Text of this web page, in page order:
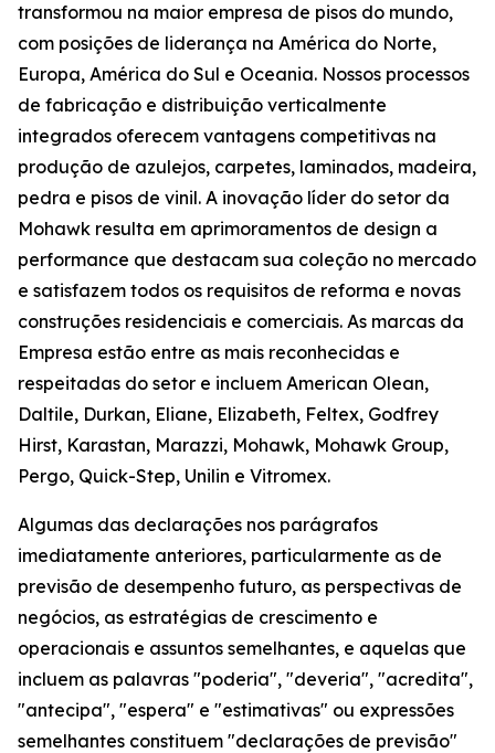
transformou na maior empresa de pisos do mundo,
com posições de liderança na América do Norte,
Europa, América do Sul e Oceania. Nossos processos
de fabricação e distribuição verticalmente
integrados oferecem vantagens competitivas na
produção de azulejos, carpetes, laminados, madeira,
pedra e pisos de vinil. A inovação líder do setor da
Mohawk resulta em aprimoramentos de design a
performance que destacam sua coleção no mercado
e satisfazem todos os requisitos de reforma e novas
construções residenciais e comerciais. As marcas da
Empresa estão entre as mais reconhecidas e
respeitadas do setor e incluem American Olean,
Daltile, Durkan, Eliane, Elizabeth, Feltex, Godfrey
Hirst, Karastan, Marazzi, Mohawk, Mohawk Group,
Pergo, Quick-Step, Unilin e Vitromex.
Algumas das declarações nos parágrafos
imediatamente anteriores, particularmente as de
previsão de desempenho futuro, as perspectivas de
negócios, as estratégias de crescimento e
operacionais e assuntos semelhantes, e aquelas que
incluem as palavras "poderia", "deveria", "acredita",
"antecipa", "espera" e "estimativas" ou expressões
semelhantes constituem "declarações de previsão"